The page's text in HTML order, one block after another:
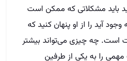
باید مشکلاتی که ممکن است
آید را از او پنهان کنید که
است. چه چیزی می‌تواند بیشتر
مهمی را به یکی از طرفین